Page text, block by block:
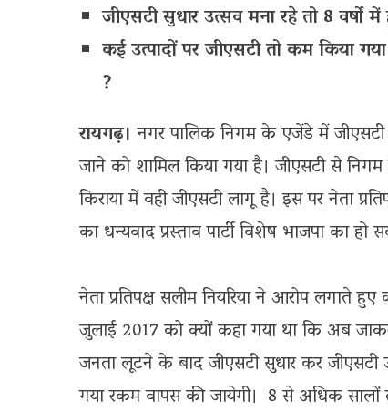
जीएसटी सुधार उत्सव मना रहे तो 8 वर्षों
कई उत्पादों पर जीएसटी तो कम किया
?
रायगढ़। नगर पालिक निगम के एजेंडे में जीएसटी
जाने को शामिल किया गया है। जीएसटी से
किराया में वही जीएसटी लागू है। इस पर नेता
का धन्यवाद प्रस्ताव पार्टी विशेष भाजपा का
नेता प्रतिपक्ष सलीम नियरिया ने आरोप लगाते
जुलाई 2017 को क्यों कहा गया था कि अब
जनता लूटने के बाद जीएसटी सुधार कर
गया रकम वापस की जायेगी। 8 से अधिक